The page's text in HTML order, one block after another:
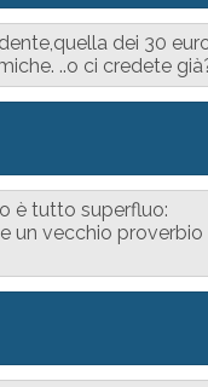
dei 30
..o ci credete
è tutto superfluo:
un vecchio proverbio